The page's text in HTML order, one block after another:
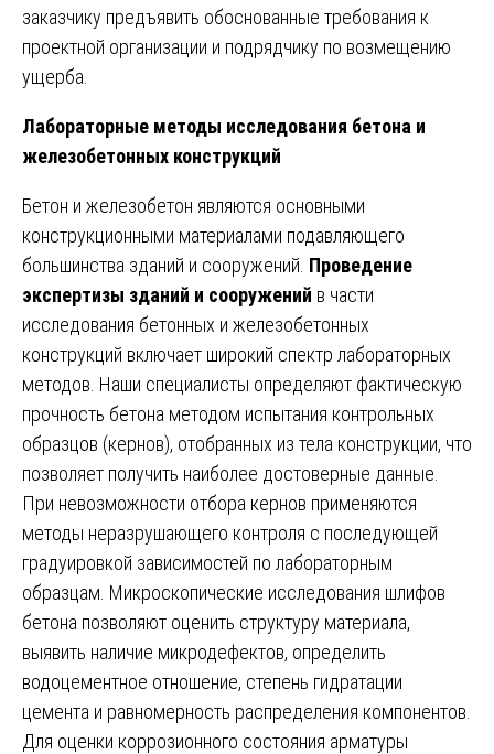
заказчику предъявить обоснованные требования к
проектной организации и подрядчику по возмещению
ущерба.
Лабораторные методы исследования бетона и
железобетонных конструкций
Бетон и железобетон являются основными
конструкционными материалами подавляющего
большинства зданий и сооружений. Проведение
экспертизы зданий и сооружений в части
исследования бетонных и железобетонных
конструкций включает широкий спектр лабораторных
методов. Наши специалисты определяют фактическую
прочность бетона методом испытания контрольных
образцов (кернов), отобранных из тела конструкции, что
позволяет получить наиболее достоверные данные.
При невозможности отбора кернов применяются
методы неразрушающего контроля с последующей
градуировкой зависимостей по лабораторным
образцам. Микроскопические исследования шлифов
бетона позволяют оценить структуру материала,
выявить наличие микродефектов, определить
водоцементное отношение, степень гидратации
цемента и равномерность распределения компонентов.
Для оценки коррозионного состояния арматуры